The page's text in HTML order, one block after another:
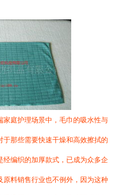
家庭护理场景中，毛巾的吸水性与
那些需要快速干燥和高效擦拭的
经编织的加厚款式，已成为众多企
原料销售行业也不例外，因为这种